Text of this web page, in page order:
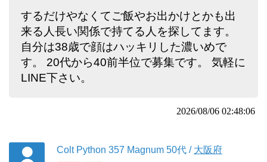
するだけやなくてご飯やお出かけとかも出
来る人長い関係で持てる人を探してます。
自分は38歳で顔はハッキリした濃いめで
す。 20代から40前半位で募集です。 気軽に
LINE下さい。
2026/08/06 02:48:06
Colt Python 357 Magnum 50代 / 大阪府